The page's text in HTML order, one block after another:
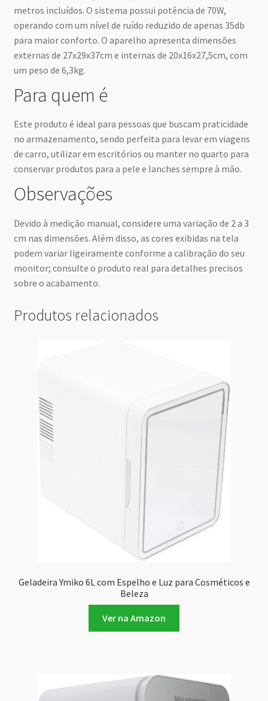
metros incluídos. O sistema possui potência de 70W,
operando com um nível de ruído reduzido de apenas 35db
para maior conforto. O aparelho apresenta dimensões
externas de 27x29x37cm e internas de 20x16x27,5cm, com
um peso de 6,3kg.
Para quem é
Este produto é ideal para pessoas que buscam praticidade
no armazenamento, sendo perfeita para levar em viagens
de carro, utilizar em escritórios ou manter no quarto para
conservar produtos para a pele e lanches sempre à mão.
Observações
Devido à medição manual, considere uma variação de 2 a 3
cm nas dimensões. Além disso, as cores exibidas na tela
podem variar ligeiramente conforme a calibração do seu
monitor; consulte o produto real para detalhes precisos
sobre o acabamento.
Produtos relacionados
Geladeira Ymiko 6L com Espelho e Luz para Cosméticos e
Beleza
Ver na Amazon